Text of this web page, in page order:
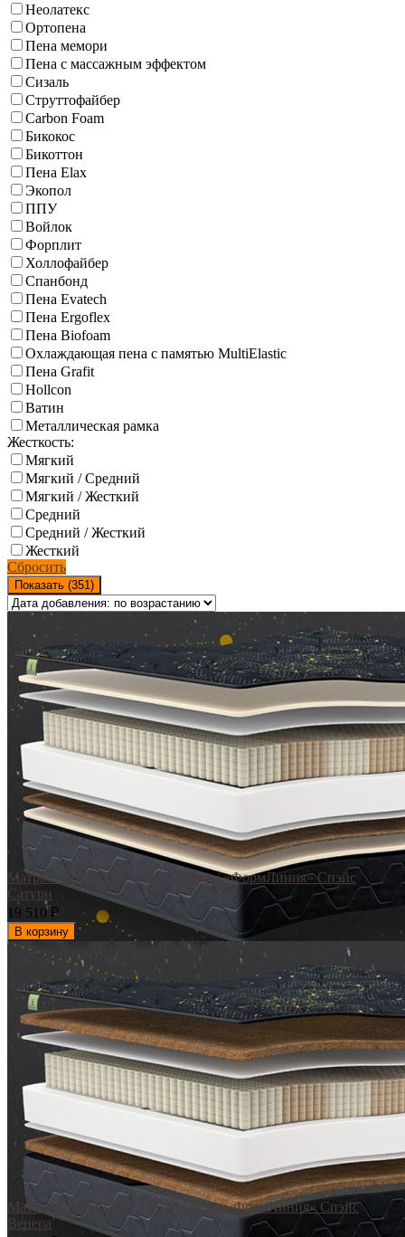
Неолатекс
Ортопена
Пена мемори
Пена с массажным эффектом
Сизаль
Струттофайбер
Carbon Foam
Бикокос
Бикоттон
Пена Elax
Экопол
ППУ
Войлок
Форплит
Холлофайбер
Спанбонд
Пена Evatech
Пена Ergoflex
Пена Biofoam
Охлаждающая пена с памятью MultiElastic
Пена Grafit
Hollcon
Ватин
Металлическая рамка
Жесткость:
Мягкий
Мягкий / Средний
Мягкий / Жесткий
Средний
Средний / Жесткий
Жесткий
Сбросить
Показать (351 )
Матрас «FormLinea» Space Saturn / «ФормЛиния» Спэйс
Сатурн
19 510 ₽
В корзину
Матрас «FormLinea» Space Venera / «ФормЛиния» Спэйс
Венера